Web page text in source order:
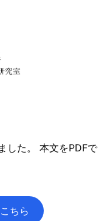
した。 本文をPDFで
ちら